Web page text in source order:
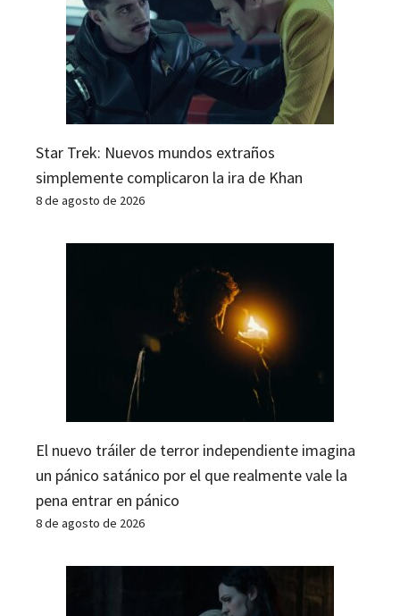
Star Trek: Nuevos mundos extraños
simplemente complicaron la ira de Khan
8 de agosto de 2026
El nuevo tráiler de terror independiente imagina
un pánico satánico por el que realmente vale la
pena entrar en pánico
8 de agosto de 2026